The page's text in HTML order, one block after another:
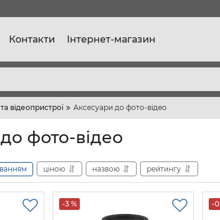
Контакти Інтернет-магазин
відеопристрої Аксесуари до фото-відео
фото-відео
ціною назвою рейтингу
-3 % -